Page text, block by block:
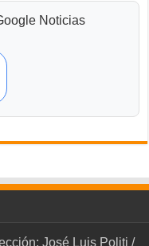
Noticias
José Luis Politi /